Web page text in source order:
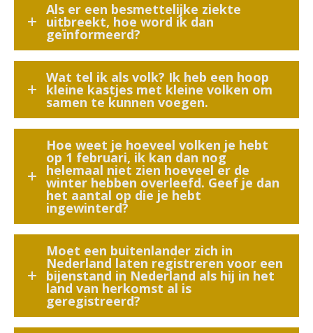
Als er een besmettelijke ziekte
uitbreekt, hoe word ik dan
geïnformeerd?
Wat tel ik als volk? Ik heb een hoop
kleine kastjes met kleine volken om
samen te kunnen voegen.
Hoe weet je hoeveel volken je hebt
op 1 februari, ik kan dan nog
helemaal niet zien hoeveel er de
winter hebben overleefd. Geef je dan
het aantal op die je hebt
ingewinterd?
Moet een buitenlander zich in
Nederland laten registreren voor een
bijenstand in Nederland als hij in het
land van herkomst al is
geregistreerd?